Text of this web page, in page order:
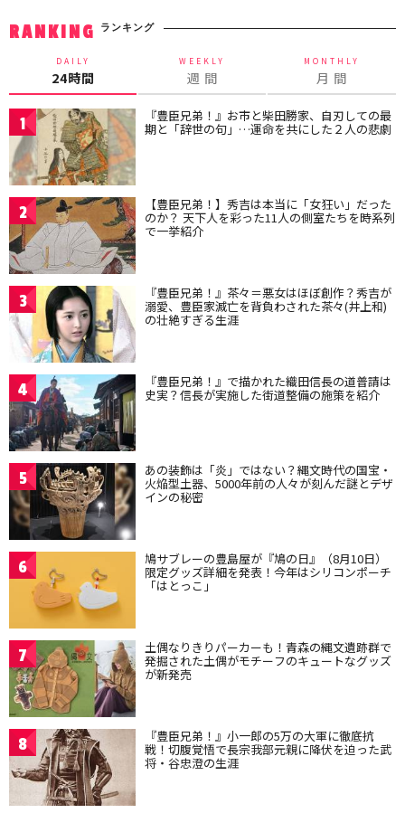
RANKING ランキング
DAILY
24時間
WEEKLY
週 間
MONTHLY
月 間
1 『豊臣兄弟！』お市と柴田勝家、自刃しての最
期と「辞世の句」…運命を共にした２人の悲劇
2 【豊臣兄弟！】秀吉は本当に「女狂い」だった
のか？ 天下人を彩った11人の側室たちを時系列
で一挙紹介
3 『豊臣兄弟！』茶々＝悪女はほぼ創作？秀吉が
溺愛、豊臣家滅亡を背負わされた茶々(井上和)
の壮絶すぎる生涯
4 『豊臣兄弟！』で描かれた織田信長の道普請は
史実？信長が実施した街道整備の施策を紹介
5 あの装飾は「炎」ではない？縄文時代の国宝・
火焔型土器、5000年前の人々が刻んだ謎とデザ
インの秘密
6 鳩サブレーの豊島屋が『鳩の日』（8月10日）
限定グッズ詳細を発表！今年はシリコンポーチ
「はとっこ」
7 土偶なりきりパーカーも！青森の縄文遺跡群で
発掘された土偶がモチーフのキュートなグッズ
が新発売
8 『豊臣兄弟！』小一郎の5万の大軍に徹底抗
戦！切腹覚悟で長宗我部元親に降伏を迫った武
将・谷忠澄の生涯